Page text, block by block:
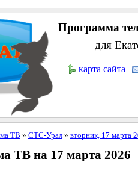
Программа
для
карта сайта
ТВ » СТС-Урал» вторник, 17 марта
ТВ на 17 марта 2026